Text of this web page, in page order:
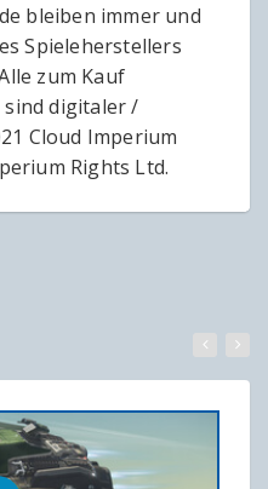
bleiben immer und
Spieleherstellers
zum Kauf
sind digitaler /
Cloud Imperium
Rights Ltd.